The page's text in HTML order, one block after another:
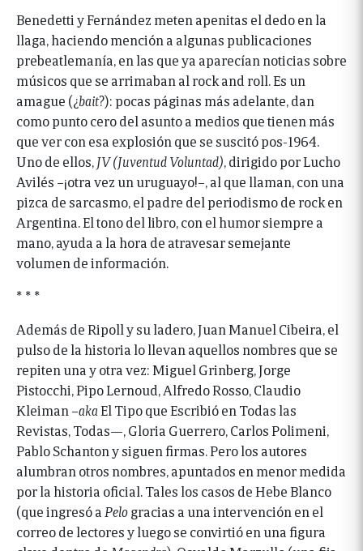
Benedetti y Fernández meten apenitas el dedo en la
llaga, haciendo mención a algunas publicaciones
prebeatlemanía, en las que ya aparecían noticias sobre
músicos que se arrimaban al rock and roll. Es un
amague (¿bait?): pocas páginas más adelante, dan
como punto cero del asunto a medios que tienen más
que ver con esa explosión que se suscitó pos-1964.
Uno de ellos, JV (Juventud Voluntad) , dirigido por Lucho
Avilés –¡otra vez un uruguayo!–, al que llaman, con una
pizca de sarcasmo, el padre del periodismo de rock en
Argentina. El tono del libro, con el humor siempre a
mano, ayuda a la hora de atravesar semejante
volumen de información.
* * *
Además de Ripoll y su ladero, Juan Manuel Cibeira, el
pulso de la historia lo llevan aquellos nombres que se
repiten una y otra vez: Miguel Grinberg, Jorge
Pistocchi, Pipo Lernoud, Alfredo Rosso, Claudio
Kleiman –akaEl Tipo que Escribió en Todas las
Revistas, Todas—, Gloria Guerrero, Carlos Polimeni,
Pablo Schanton y siguen firmas. Pero los autores
alumbran otros nombres, apuntados en menor medida
por la historia oficial. Tales los casos de Hebe Blanco
(que ingresó a Pelogracias a una intervención en el
correo de lectores y luego se convirtió en una figura